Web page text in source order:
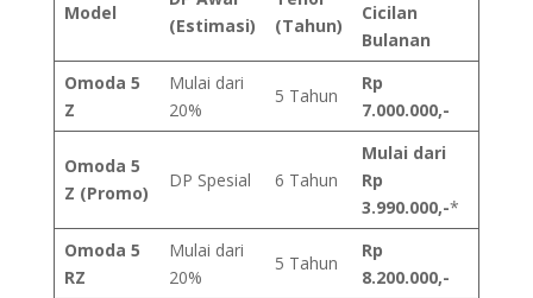
Model
(Estimasi)
(Tahun)
Cicilan
Bulanan
Omoda 5
Z
Mulai dari
20%
5 Tahun
Rp
7.000.000,-
Omoda 5
Z (Promo)
DP Spesial 6 Tahun
Mulai dari
Rp
3.990.000,-*
Omoda 5
RZ
Mulai dari
20%
5 Tahun
Rp
8.200.000,-